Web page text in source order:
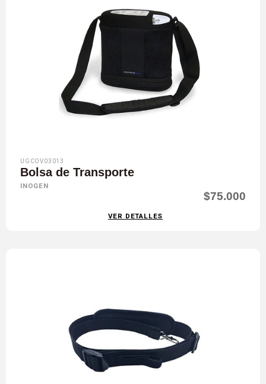
UGCOV03013
Bolsa de Transporte
INOGEN
$75.000
VER DETALLES